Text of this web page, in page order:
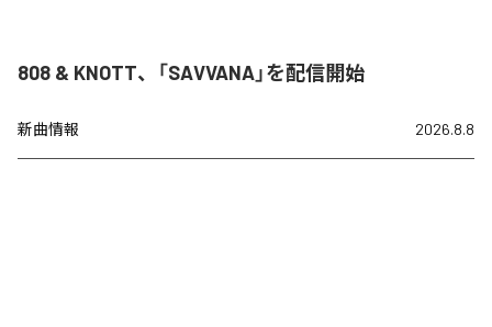
808 & KNOTT、「SAVVANA」を配信開始
新曲情報 2026.8.8